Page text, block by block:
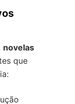
novelas
que